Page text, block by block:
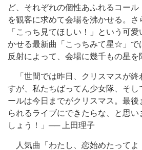
ど、それぞれの個性あふれるコール
を観客に求めて会場を沸かせる。
「こっち見てほしい！」という可
かせる最新曲「こっちみて星☆」で
反射によって、会場に幾千もの星を
「世間では昨日、クリスマスが終
すが、私たちばってん少女隊、そし
ールは今日までがクリスマス。最後
られるライブにできたらな、と思い
しょう！」── 上田理子
人気曲「わたし、恋始めたってよ